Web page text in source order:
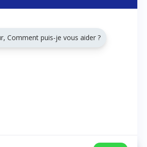
Comment puis-je vous aider ?